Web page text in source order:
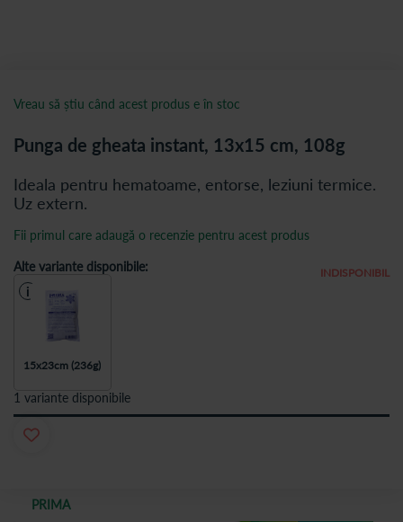
PRIMA
Punga de gheata instant, 13x15 cm, 108g
Ideala pentru hematoame, entorse, leziuni termice.
Uz extern.
INDISPONIBIL
Fii primul care adaugă o recenzie pentru acest produs
i
Vreau să știu când acest produs e în stoc
Alte variante disponibile:
15x23cm (236g)
1 variante disponibile